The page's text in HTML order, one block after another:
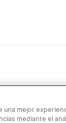
mejor
mediante el